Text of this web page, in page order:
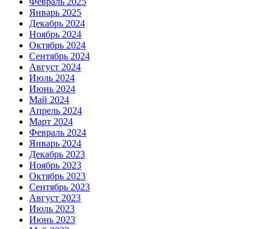
Январь 2025
Декабрь 2024
Ноябрь 2024
Октябрь 2024
Сентябрь 2024
Август 2024
Июль 2024
Июнь 2024
Май 2024
Апрель 2024
Март 2024
Февраль 2024
Январь 2024
Декабрь 2023
Ноябрь 2023
Октябрь 2023
Сентябрь 2023
Август 2023
Июль 2023
Июнь 2023